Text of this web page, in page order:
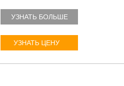
УЗНАТЬ БОЛЬШЕ
УЗНАТЬ ЦЕНУ